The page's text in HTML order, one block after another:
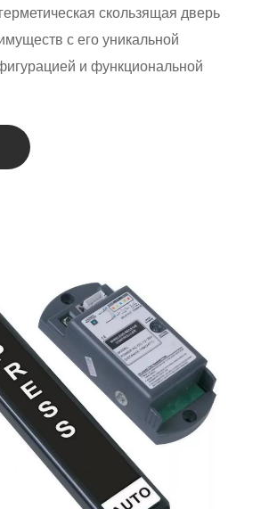
скользящая дверь
с его уникальной
и функциональной